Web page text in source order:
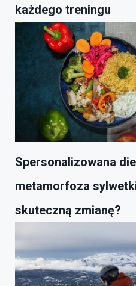
każdego treningu
Spersonalizowana
metamorfoza
skuteczną zmianę?